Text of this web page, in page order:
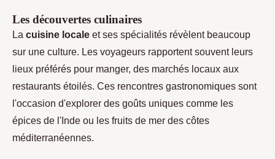
Les découvertes culinaires
La cuisine locale et ses spécialités révèlent beaucoup
sur une culture. Les voyageurs rapportent souvent leurs
lieux préférés pour manger, des marchés locaux aux
restaurants étoilés. Ces rencontres gastronomiques sont
l'occasion d'explorer des goûts uniques comme les
épices de l'Inde ou les fruits de mer des côtes
méditerranéennes.